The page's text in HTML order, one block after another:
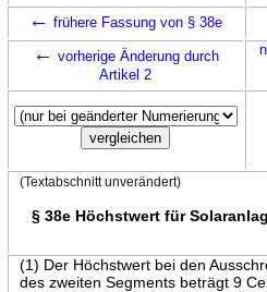
← frühere Fassung von § 38e
← vorherige Änderung durch
Artikel 2
(Textabschnitt unverändert)
§ 38e Höchstwert für
(1) Der Höchstwert bei den
des zweiten Segments beträgt 9